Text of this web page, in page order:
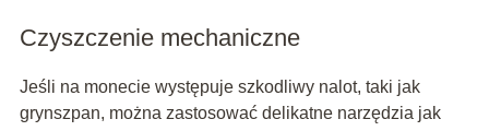
Czyszczenie mechaniczne
Jeśli na monecie występuje szkodliwy nalot, taki jak
grynszpan, można zastosować delikatne narzędzia jak